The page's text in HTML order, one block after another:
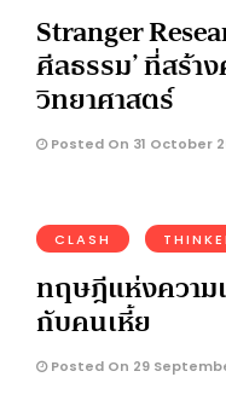
Stranger
ศีลธรรม’ ที่สร้า
วิทยาศาสตร์
Posted On 31 October
CLASH
ทฤษฎีแห่งความ
กับคนเหี้ย
Posted On 29